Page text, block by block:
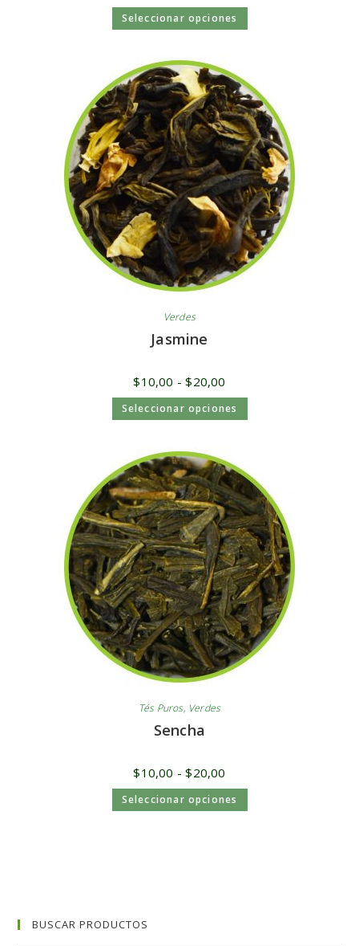
Seleccionar opciones
Verdes
Jasmine
$10,00 - $20,00
Seleccionar opciones
Tés Puros, Verdes
Sencha
$10,00 - $20,00
Seleccionar opciones
BUSCAR PRODUCTOS